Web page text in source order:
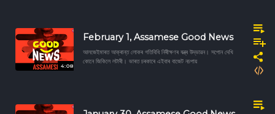
4:08
February 1, Assamese Good News
আলজেইমাৰত আক্ৰান্ত লোকৰ গতিবিধি নিৰীক্ষণৰ যন্ত্ৰ উদ্ভাৱন। সপোন দেখি
কোনে জিকিলে লটাৰী। ভাৰত চৰকাৰে এইবাৰ বাজেট নচপায়